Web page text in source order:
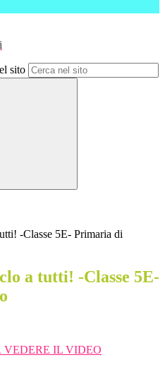
sito
-Classe 5E- Primaria di
a tutti! -Classe 5E-
VEDERE IL VIDEO